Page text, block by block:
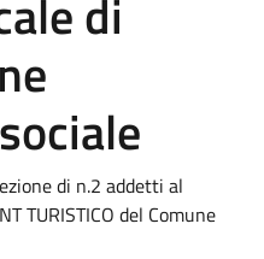
di
di n.2 addetti al
TURISTICO del Comune